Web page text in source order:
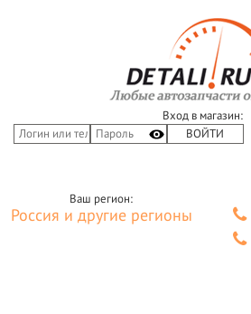
Вход в магазин:
Ваш регион:
Россия и другие регионы